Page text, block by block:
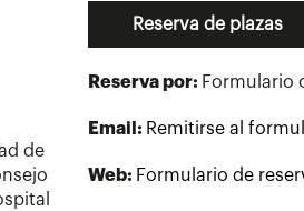
de
Reserva de plazas
Reserva por: Formulario
Email: Remitirse al
Web: Formulario de